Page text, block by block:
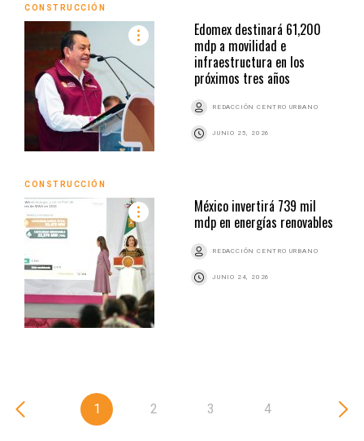
CONSTRUCCIÓN
Edomex destinará 61,200
mdp a movilidad e
infraestructura en los
próximos tres años
REDACCIÓN CENTRO URBANO
JUNIO 25, 2026
CONSTRUCCIÓN
México invertirá 739 mil
mdp en energías renovables
REDACCIÓN CENTRO URBANO
JUNIO 24, 2026
1 2 3 4